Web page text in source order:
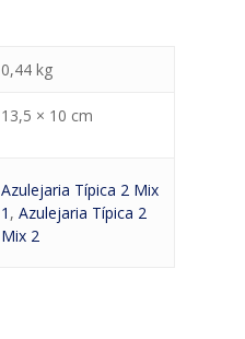
0,44 kg
13,5 × 10 cm
Azulejaria Típica 2 Mix
1 , Azulejaria Típica 2
Mix 2